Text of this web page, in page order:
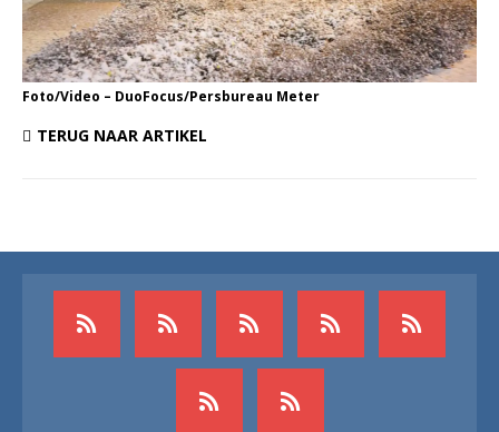
Foto/Video – DuoFocus/Persbureau Meter
TERUG NAAR ARTIKEL